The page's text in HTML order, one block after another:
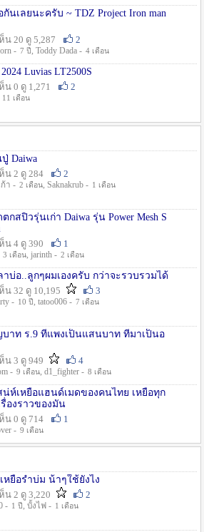
นเลยนะครับ ~ TDZ Project Iron man
น 20 ดู 5,287
2
- 7 ปี , Toddy Dada - 4 เดือน
Luvias LT2500S
น 0 ดู 1,271
2
11 เดือน
Daiwa
น 2 ดู 284
2
า - 2 เดือน, Saknakrub - 1 เดือน
กสปิ๋วรุ่นเก่า Daiwa รุ่น Power Mesh S
น 4 ดู 390
1
3 เดือน, jarinth - 2 เดือน
าบ่อ..ลูกๆผมเองครับ กว่าจะรวบรวมได้
น 32 ดู 10,195
3
- 10 ปี , tatoo006 - 7 เดือน
บาท ร.9 ที่แพงเป็นแสนบาท ที่มาเป็นอ
น 3 ดู 949
4
- 9 เดือน, d1_fighter - 8 เดือน
น่ห์เหยื่อแฮนด์เมดของคนไทย เหยื่อทุก
รื่องราวของมัน
น 0 ดู 714
1
- 9 เดือน
หยื่อรำบ่ม น้าๆใช้ยังไง
น 2 ดู 3,220
2
- 1 ปี , บั้งไฟ - 1 เดือน